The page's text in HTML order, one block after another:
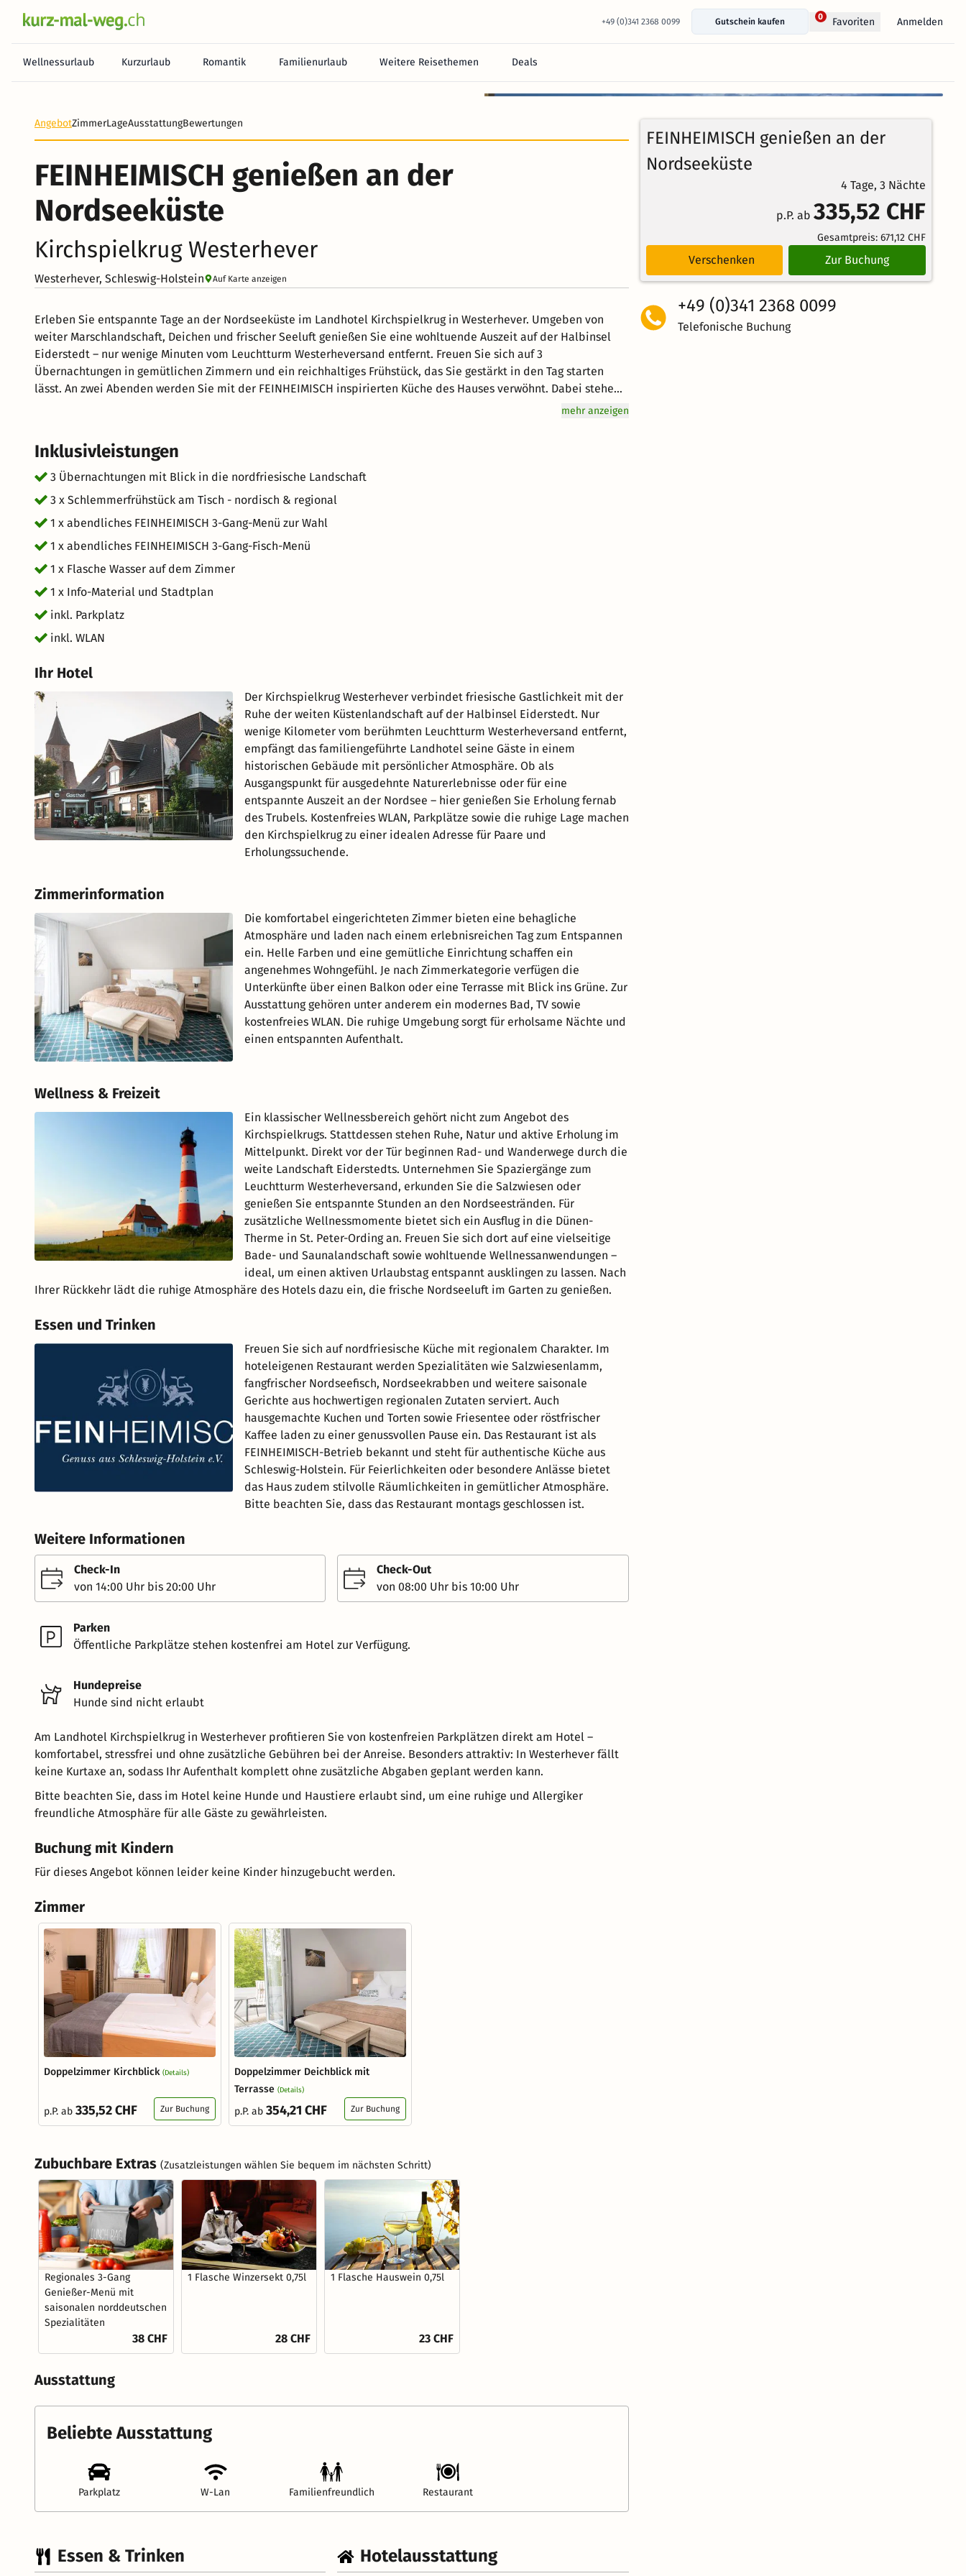
+49 (0)341 2368 0099 Gutschein kaufen
0 Favoriten Anmelden
Wellnessurlaub Kurzurlaub Romantik Familienurlaub Weitere Reisethemen Deals
Heute noch keine Zahlung erforderlich! Zahlen Sie bequem im Hotel. 100%
Bewertungen
AngebotZimmerLageAusstattungBewertungen
FEINHEIMISCH genießen an der
Nordseeküste
Kirchspielkrug Westerhever
Westerhever, Schleswig-Holstein Auf Karte anzeigen
Erleben Sie entspannte Tage an der Nordseeküste im Landhotel Kirchspielkrug in Westerhever. Umgeben von
weiter Marschlandschaft, Deichen und frischer Seeluft genießen Sie eine wohltuende Auszeit auf der Halbinsel
Eiderstedt – nur wenige Minuten vom Leuchtturm Westerheversand entfernt. Freuen Sie sich auf 3
Übernachtungen in gemütlichen Zimmern und ein reichhaltiges Frühstück, das Sie gestärkt in den Tag starten
lässt. An zwei Abenden werden Sie mit der FEINHEIMISCH inspirierten Küche des Hauses verwöhnt. Dabei stehen
regionale Zutaten, fangfrischer Fisch, zartes Lamm und norddeutsche Spezialitäten im Mittelpunkt – authentisch,
am Deich, Ausflüge nach St. Peter-Ording oder einfach zum Durchatmen in der einzigartigen Natur der
Nordseeküste.
mehr anzeigen
Inklusivleistungen
3 Übernachtungen mit Blick in die nordfriesische Landschaft
3 x Schlemmerfrühstück am Tisch - nordisch & regional
1 x abendliches FEINHEIMISCH 3-Gang-Menü zur Wahl
1 x abendliches FEINHEIMISCH 3-Gang-Fisch-Menü
1 x Flasche Wasser auf dem Zimmer
1 x Info-Material und Stadtplan
inkl. Parkplatz
inkl. WLAN
Ihr Hotel
Der Kirchspielkrug Westerhever verbindet friesische Gastlichkeit mit der
Ruhe der weiten Küstenlandschaft auf der Halbinsel Eiderstedt. Nur
wenige Kilometer vom berühmten Leuchtturm Westerheversand entfernt,
empfängt das familiengeführte Landhotel seine Gäste in einem
historischen Gebäude mit persönlicher Atmosphäre. Ob als
Ausgangspunkt für ausgedehnte Naturerlebnisse oder für eine
entspannte Auszeit an der Nordsee – hier genießen Sie Erholung fernab
des Trubels. Kostenfreies WLAN, Parkplätze sowie die ruhige Lage machen
den Kirchspielkrug zu einer idealen Adresse für Paare und
Erholungssuchende.
Zimmerinformation
Die komfortabel eingerichteten Zimmer bieten eine behagliche
Atmosphäre und laden nach einem erlebnisreichen Tag zum Entspannen
ein. Helle Farben und eine gemütliche Einrichtung schaffen ein
angenehmes Wohngefühl. Je nach Zimmerkategorie verfügen die
Unterkünfte über einen Balkon oder eine Terrasse mit Blick ins Grüne. Zur
Ausstattung gehören unter anderem ein modernes Bad, TV sowie
kostenfreies WLAN. Die ruhige Umgebung sorgt für erholsame Nächte und
einen entspannten Aufenthalt.
Wellness & Freizeit
Ein klassischer Wellnessbereich gehört nicht zum Angebot des
Kirchspielkrugs. Stattdessen stehen Ruhe, Natur und aktive Erholung im
Mittelpunkt. Direkt vor der Tür beginnen Rad- und Wanderwege durch die
weite Landschaft Eiderstedts. Unternehmen Sie Spaziergänge zum
Leuchtturm Westerheversand, erkunden Sie die Salzwiesen oder
genießen Sie entspannte Stunden an den Nordseestränden. Für
zusätzliche Wellnessmomente bietet sich ein Ausflug in die Dünen-
Therme in St. Peter-Ording an. Freuen Sie sich dort auf eine vielseitige
Bade- und Saunalandschaft sowie wohltuende Wellnessanwendungen –
ideal, um einen aktiven Urlaubstag entspannt ausklingen zu lassen. Nach
Ihrer Rückkehr lädt die ruhige Atmosphäre des Hotels dazu ein, die frische Nordseeluft im Garten zu genießen.
Essen und Trinken
Freuen Sie sich auf nordfriesische Küche mit regionalem Charakter. Im
hoteleigenen Restaurant werden Spezialitäten wie Salzwiesenlamm,
fangfrischer Nordseefisch, Nordseekrabben und weitere saisonale
Gerichte aus hochwertigen regionalen Zutaten serviert. Auch
hausgemachte Kuchen und Torten sowie Friesentee oder röstfrischer
Kaffee laden zu einer genussvollen Pause ein. Das Restaurant ist als
FEINHEIMISCH-Betrieb bekannt und steht für authentische Küche aus
Schleswig-Holstein. Für Feierlichkeiten oder besondere Anlässe bietet
das Haus zudem stilvolle Räumlichkeiten in gemütlicher Atmosphäre.
Bitte beachten Sie, dass das Restaurant montags geschlossen ist.
Weitere Informationen
Check-In
von 14:00 Uhr bis 20:00 Uhr
Check-Out
von 08:00 Uhr bis 10:00 Uhr
Parken
Öffentliche Parkplätze stehen kostenfrei am Hotel zur Verfügung.
Hundepreise
Hunde sind nicht erlaubt
Am Landhotel Kirchspielkrug in Westerhever profitieren Sie von kostenfreien Parkplätzen direkt am Hotel –
komfortabel, stressfrei und ohne zusätzliche Gebühren bei der Anreise. Besonders attraktiv: In Westerhever fällt
keine Kurtaxe an, sodass Ihr Aufenthalt komplett ohne zusätzliche Abgaben geplant werden kann.
Bitte beachten Sie, dass im Hotel keine Hunde und Haustiere erlaubt sind, um eine ruhige und Allergiker
freundliche Atmosphäre für alle Gäste zu gewährleisten.
Buchung mit Kindern
Für dieses Angebot können leider keine Kinder hinzugebucht werden.
Zimmer
Doppelzimmer Kirchblick (Details)
p.P. ab 335,52 CHF Zur Buchung
Doppelzimmer Deichblick mit
Terrasse (Details)
p.P. ab 354,21 CHF Zur Buchung
Zubuchbare Extras (Zusatzleistungen wählen Sie bequem im nächsten Schritt)
Regionales 3-Gang
Genießer-Menü mit
saisonalen norddeutschen
Spezialitäten
38 CHF
1 Flasche Winzersekt 0,75l
28 CHF
1 Flasche Hauswein 0,75l
23 CHF
Ausstattung
Beliebte Ausstattung
Parkplatz W-Lan Familienfreundlich Restaurant
Essen & Trinken Hotelausstattung
FEINHEIMISCH genießen an der
Nordseeküste
4 Tage, 3 Nächte
p.P. ab 335,52 CHF
Gesamtpreis: 671,12 CHF
Verschenken Zur Buchung
+49 (0)341 2368 0099
Telefonische Buchung